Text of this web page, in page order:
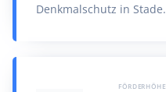
Denkmalschutz in Stade.
FÖRDERHÖHE